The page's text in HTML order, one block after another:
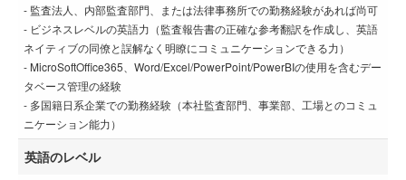
- 監査法人、内部監査部門、または法律事務所での勤務経験があれば尚可
- ビジネスレベルの英語力（監査報告書の正確な参考翻訳を作成し、英語
ネイティブの同僚と誤解なく明瞭にコミュニケーションできる力）
- MicroSoftOffice365、Word/Excel/PowerPoint/PowerBIの使用を含むデー
タベース管理の経験
- 多国籍日系企業での勤務経験（本社監査部門、事業部、工場とのコミュ
ニケーション能力）
英語のレベル